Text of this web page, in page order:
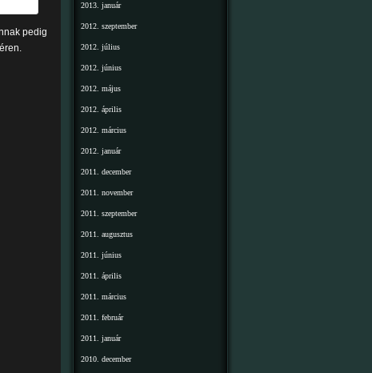
pedig
2013. január
2012. szeptember
2012. július
2012. június
2012. május
2012. április
2012. március
2012. január
2011. december
2011. november
2011. szeptember
2011. augusztus
2011. június
2011. április
2011. március
2011. február
2011. január
2010. december